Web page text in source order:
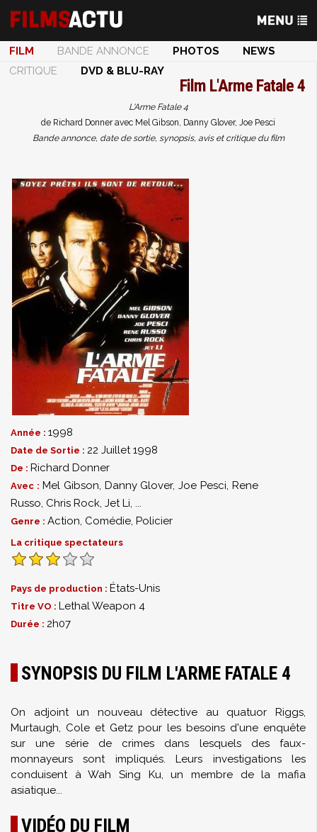
FILM BANDE ANNONCE PHOTOS
NEWS
CRITIQUE
DVD & BLU-RAY
Film L'Arme Fatale 4
L'Arme Fatale 4
de Richard Donner avec Mel Gibson, Danny Glover, Joe Pesci
Bande annonce, date de sortie, synopsis, avis et critique du film
Année : 1998
Date de Sortie : 22 Juillet 1998
De : Richard Donner
Avec : Mel Gibson, Danny Glover,Joe Pesci, Rene
Russo, Chris Rock, Jet Li, ...
Genre : Action, Comédie, Policier
La critique spectateurs
Pays de production : États-Unis
Titre VO : Lethal Weapon 4
Durée : 2h07
SYNOPSIS DU FILM L'ARME FATALE 4
On adjoint un nouveau détective au quatuor Riggs,
Murtaugh, Cole et Getz pour les besoins d'une enquête
sur une série de crimes dans lesquels des faux-
monnayeurs sont impliqués. Leurs investigations les
conduisent à Wah Sing Ku, un membre de la mafia
asiatique...
VIDÉO DU FILM